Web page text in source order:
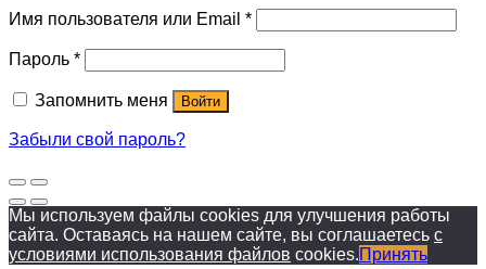
Имя пользователя или Email *
Пароль *
Запомнить меня Войти
Забыли свой пароль?
Мы используем файлы cookies для улучшения работы
сайта. Оставаясь на нашем сайте, вы соглашаетесь с
условиями использования файлов cookies.Принять